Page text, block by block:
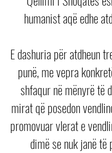
humanist aqë edhe
E dashuria për atdheun
punë, me vepra
shfaqur në mënyrë të
mirat që posedon
promovuar vlerat e
dimë se nuk janë të